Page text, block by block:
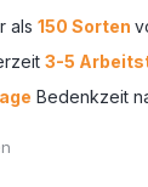
als 150 Sorten
3-5
Bedenkzeit